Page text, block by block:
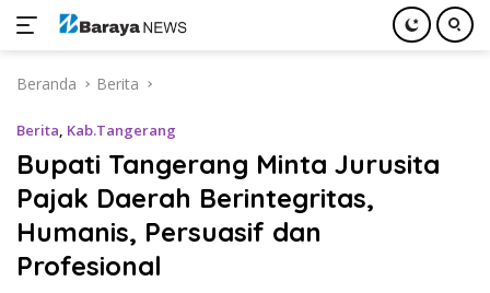
Beranda Berita
Berita, Kab.Tangerang
Bupati Tangerang Minta Jurusita
Pajak Daerah Berintegritas,
Humanis, Persuasif dan
Profesional